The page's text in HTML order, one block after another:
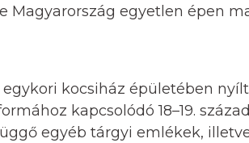
Magyarország egyetlen épen
kocsiház épületében
kapcsolódó 18–19.
egyéb tárgyi emlékek,